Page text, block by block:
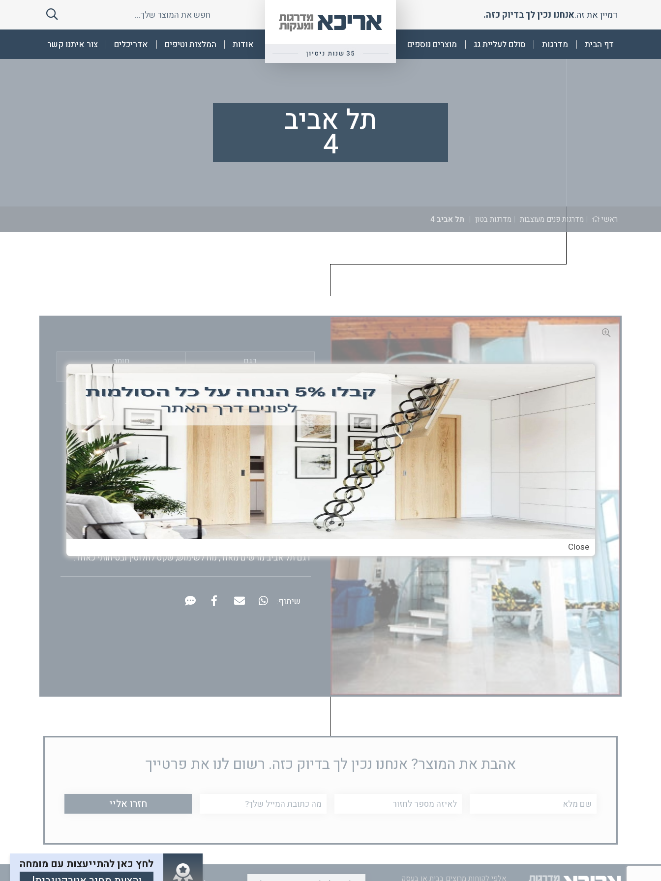
content
דמיין את זה.אנחנו נכין לך בדיוק כזה.
חפש
שלך
חפש
את
המוצר
אריכא
דף הבית מדרגות סולם לעליית גג מוצרים נוספים אודות המלצות וטיפים אדריכלים צור איתנו קשר
תל אביב
4
ראשי מדרגות פנים מעוצבות מדרגות בטון תל אביב 4
דגם חומר
בטון ועץ
דגם תל אביב הינו גרם מדרגות הבנוי בצורה סיבובית כשבמרכזו ניצב עמוד
גדול המהווה תמיכה ועוגן לאחיזה.
המדרגות עצמן בנויות מבטון טרומי ומחוברות לבסיס שלד RHS, ועליהן
ציפוי עץ שניתן להתאים בצבע לפנים החלל.
בשל העלייה הסיבובית והזווית, נראה כי המדרגות ״עולות״ זו על זו ויוצרות
מראה צורני מעניין בחלל
.הו דגם מודרני ומפואר, שאינו תופס הרבה מקום בחלל והופך את הצורך
הפרקטי במדרגות לאלמנט עיצובי מרשים.
לאורך צידן של המדרגות עוברים מוטות אחיזה בצורה סיבובית ומעוגלת
דגם תל אביב מרשים מאוד, נוח לשימוש, שקט לחלוטין ובטיחותי כאחד.
שיתוף:
אהבת את המוצר? אנחנו נכין לך בדיוק כזה. רשום לנו את פרטייך
שם
טלפון דוא"ל
אלפי לקוחות מרוצים בבית או בעסק
לחץ כאן להתייעצות עם מומחה
Close